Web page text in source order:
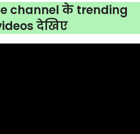
channel के trending
देखिए